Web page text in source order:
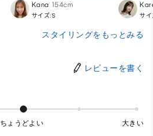
Kana 154cm
サイズ:S サイ
スタイリングをもっとみる
レビューを書く
ちょうどよい 大きい